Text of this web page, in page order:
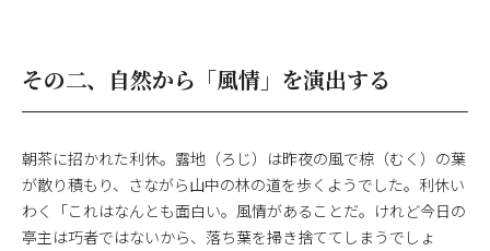
その二、自然から「風情」を演出する
朝茶に招かれた利休。露地（ろじ）は昨夜の風で椋（むく）の葉
が散り積もり、さながら山中の林の道を歩くようでした。利休い
わく「これはなんとも面白い。風情があることだ。けれど今日の
亭主は巧者ではないから、落ち葉を掃き捨ててしまうでしょ